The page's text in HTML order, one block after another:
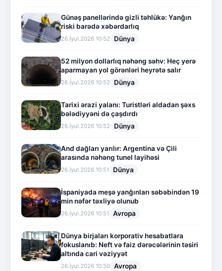
Günəş panellərində gizli təhlükə: Yanğın
riski barədə xəbərdarlıq
26.İyul.2026 10:52 Dünya
52 milyon dollarlıq nəhəng səhv: Heç yerə
aparmayan yol görənləri heyrətə salır
26.İyul.2026 10:52 Dünya
Tarixi ərazi yalanı: Turistləri aldadan şəxs
bələdiyyəni də çaşdırdı
26.İyul.2026 10:52 Dünya
And dağları yarılır: Argentina və Çili
arasında nəhəng tunel layihəsi
26.İyul.2026 10:51 Dünya
İspaniyada meşə yanğınları səbəbindən 19
min nəfər təxliyə olunub
26.İyul.2026 10:51 Avropa
Dünya birjaları korporativ hesabatlara
fokuslanıb: Neft və faiz dərəcələrinin təsiri
altında cari vəziyyət
26.İyul.2026 10:50 Avropa